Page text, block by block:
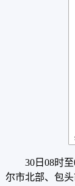
30日08时
尔市北部、包